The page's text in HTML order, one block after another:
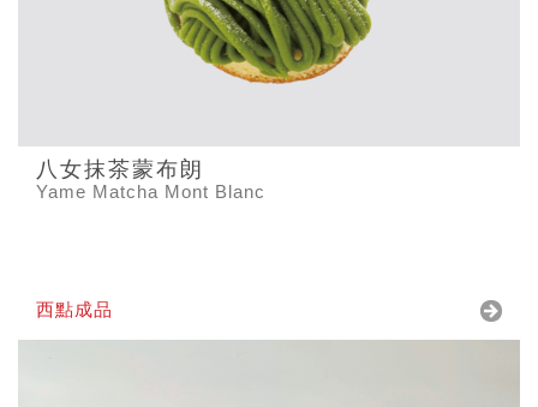
八女抹茶蒙布朗
Yame Matcha Mont Blanc
西點成品